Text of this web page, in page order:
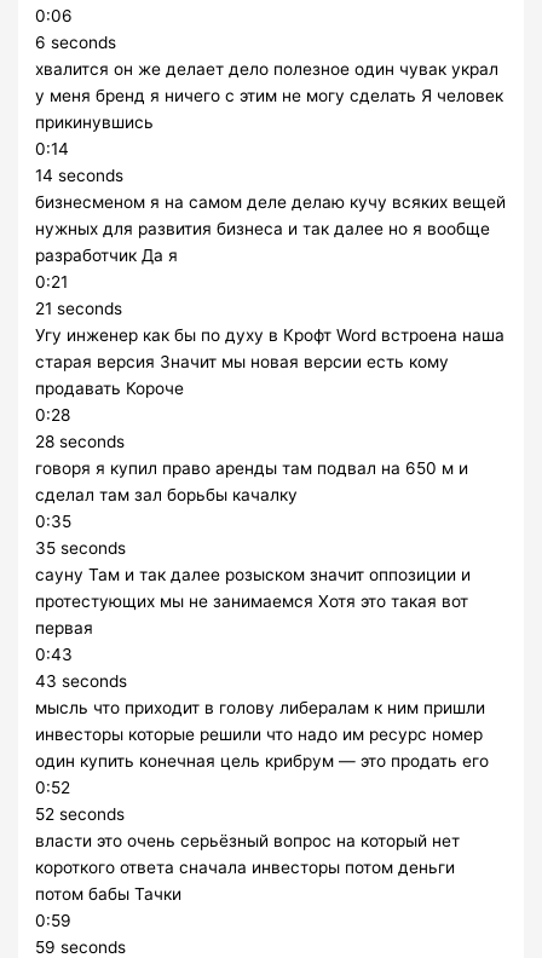
0:06
6 seconds
хвалится он же делает дело полезное один чувак украл
у меня бренд я ничего с этим не могу сделать Я человек
прикинувшись
0:14
14 seconds
бизнесменом я на самом деле делаю кучу всяких вещей
нужных для развития бизнеса и так далее но я вообще
разработчик Да я
0:21
21 seconds
Угу инженер как бы по духу в Крофт Word встроена наша
старая версия Значит мы новая версии есть кому
продавать Короче
0:28
28 seconds
говоря я купил право аренды там подвал на 650 м и
сделал там зал борьбы качалку
0:35
35 seconds
сауну Там и так далее розыском значит оппозиции и
протестующих мы не занимаемся Хотя это такая вот
первая
0:43
43 seconds
мысль что приходит в голову либералам к ним пришли
инвесторы которые решили что надо им ресурс номер
один купить конечная цель крибрум — это продать его
0:52
52 seconds
власти это очень серьёзный вопрос на который нет
короткого ответа сначала инвесторы потом деньги
потом бабы Тачки
0:59
59 seconds